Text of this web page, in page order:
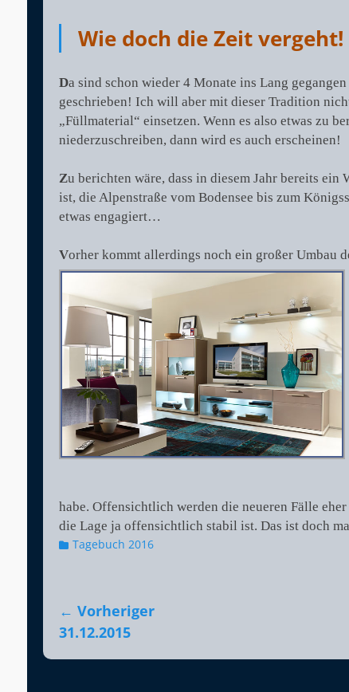
Wie doch die Zeit vergeht!
Da sind schon wieder 4 Monate ins Lang
geschrieben! Ich will aber mit dieser Tradition
„Füllmaterial“ einsetzen. Wenn es also etwas zu
niederzuschreiben, dann wird es auch erscheinen!
Zu berichten wäre, dass in diesem Jahr bereits
ist, die Alpenstraße vom Bodensee bis zum
etwas engagiert…
Vorher kommt allerdings noch ein großer Umbau
habe. Offensichtlich werden die neueren Fälle
die Lage ja offensichtlich stabil ist. Das ist doch
Kategorien
Tagebuch 2016
Beitragsnavigation
← Vorheriger
Vorheriger
31.12.2015